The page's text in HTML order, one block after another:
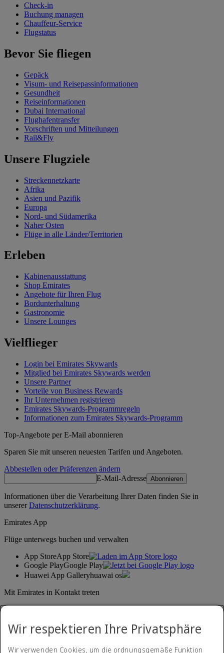
Check-in
Buchung managen
Chauffeur-Service
Flugstatus
Bevor Sie fliegen
Gepäck
Visum- und Reisepassinformationen
Gesundheit
Reiseinformationen
Dubai International
Flughafentransfer
Vorschriften und Mitteilungen
Rail&Fly
Unsere Flugziele
Streckennetzkarte
Afrika
Asien und Pazifik
Europa
Nord- und Südamerika
Naher Osten
Flüge in alle Länder/Territorien
Erleben
Kabinenausstattung
Shop Emirates
Angebote für Ihren Flug
Bordunterhaltung
Gastronomie
Unsere Lounges
Vielflieger
Login bei Emirates Skywards
Mitglied bei Emirates Skywards werden
Unsere Partner
Vorteile von Business Rewards
Ihr Unternehmen registrieren
Emirates Skywards-Programmregeln
Informationen zum Emirates Skywards-Programm
Top-Angebote per E-Mail abonnieren
Sparen Sie mit unseren neuesten Tarifen und Angeboten.
Abbestellen oder Präferenzen ändern
E-Mail-Adresse Abonnieren
Informationen über die Verarbeitung Ihrer Daten finden Sie in
unsererDatenschutzerklärung.
Emirates App
Flüge unterwegs buchen und verwalten
App StoreApp Store
Google PlayGoogle Play
Huawei App Galleryhuawai os
Mit Emirates in Kontakt treten
Wir respektieren Ihre Privatsphäre
Wir verwenden Cookies, um die ordnungsgemäße Funktion